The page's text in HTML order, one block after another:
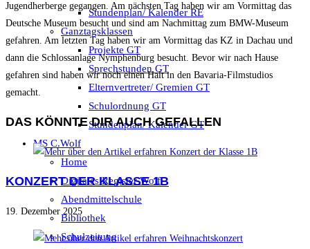
Stundenplan/ Kalender RE
Ganztagsklassen
Projekte GT
Sprechstunden GT
Elternvertreter/ Gremien GT
Schulordnung GT
Stundenplan/ Kalender GT
MS C.Wolf
Home
Digitales Register Wolf
Abendmittelschule
Bibliothek
Schulzeitung
Jugendherberge gegangen. Am nächsten Tag haben wir am Vormittag das
Deutsche Museum besucht und sind am Nachmittag zum BMW-Museum
gefahren. Am letzten Tag haben wir am Vormittag das KZ in Dachau und
dann die Schlossanlage Nymphenburg besucht. Bevor wir nach Hause
gefahren sind haben wir noch einen Halt in den Bavaria-Filmstudios
gemacht.
DAS KÖNNTE DIR AUCH GEFALLEN
KONZERT DER KLASSE 1B
19. Dezember 2025